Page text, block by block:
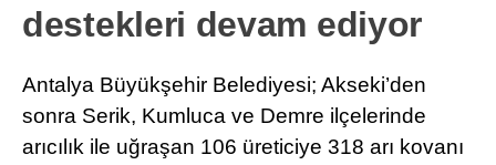
DÜNYA
SPOR
SAĞLIK
destekleri devam ediyor
Antalya Büyükşehir Belediyesi; Akseki’den
sonra Serik, Kumluca ve Demre ilçelerinde
arıcılık ile uğraşan 106 üreticiye 318 arı kovanı